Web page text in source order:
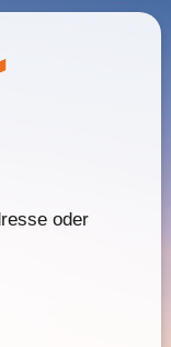
oder